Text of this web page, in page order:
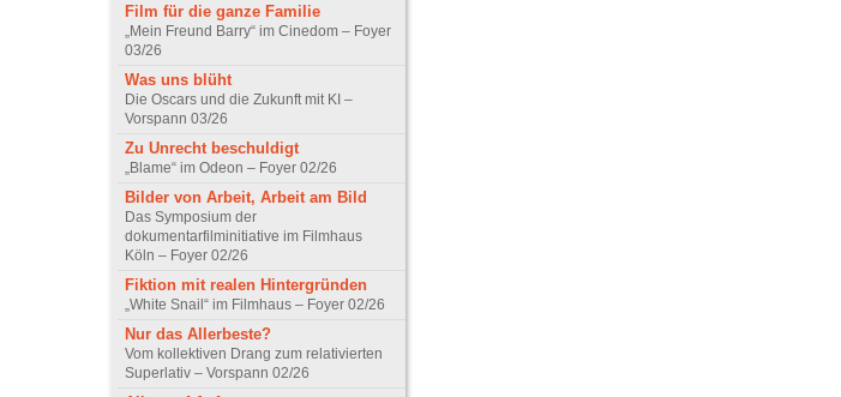
Film für die ganze Familie
„Mein Freund Barry“ im Cinedom – Foyer
03/26
Was uns blüht
Die Oscars und die Zukunft mit KI –
Vorspann 03/26
Zu Unrecht beschuldigt
„Blame“ im Odeon – Foyer 02/26
Bilder von Arbeit, Arbeit am Bild
Das Symposium der
dokumentarfilminitiative im Filmhaus
Köln – Foyer 02/26
Fiktion mit realen Hintergründen
„White Snail“ im Filmhaus – Foyer 02/26
Nur das Allerbeste?
Vom kollektiven Drang zum relativierten
Superlativ – Vorspann 02/26